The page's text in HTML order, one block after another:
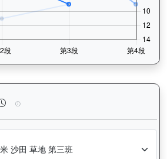
愛馬善（H155）— 完成時間標準差分